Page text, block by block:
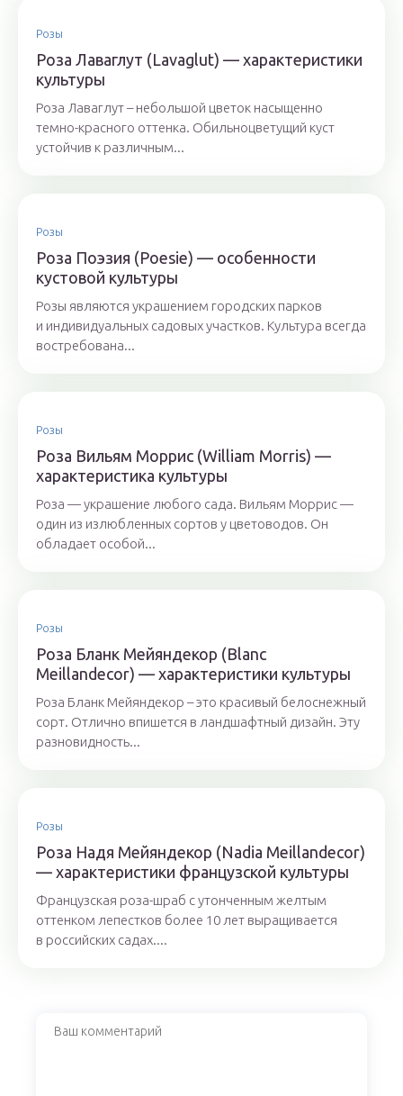
Розы
Роза Лаваглут (Lavaglut) — характеристики
культуры
Роза Лаваглут – небольшой цветок насыщенно
темно-красного оттенка. Обильноцветущий куст
устойчив к различным...
Розы
Роза Поэзия (Poesie) — особенности
кустовой культуры
Розы являются украшением городских парков
и индивидуальных садовых участков. Культура всегда
востребована...
Розы
Роза Вильям Моррис (William Morris) —
характеристика культуры
Роза — украшение любого сада. Вильям Моррис —
один из излюбленных сортов у цветоводов. Он
обладает особой...
Розы
Роза Бланк Мейяндекор (Blanc
Meillandecor) — характеристики культуры
Роза Бланк Мейяндекор – это красивый белоснежный
сорт. Отлично впишется в ландшафтный дизайн. Эту
разновидность...
Розы
Роза Надя Мейяндекор (Nadia Meillandecor)
— характеристики французской культуры
Французская роза-шраб с утонченным желтым
оттенком лепестков более 10 лет выращивается
в российских садах....